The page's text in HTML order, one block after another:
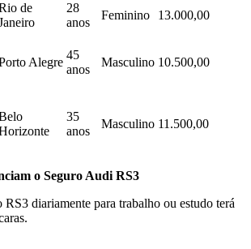
de
28
anos
Feminino
13.000,00
Alegre
45
anos
Masculino 10.500,00
35
anos
Masculino 11.500,00
o Seguro Audi RS3
diariamente para trabalho ou estudo terá